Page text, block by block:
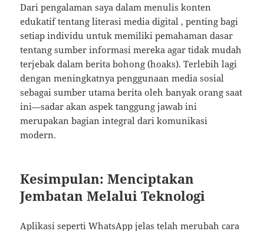
Dari pengalaman saya dalam menulis konten
edukatif tentang literasi media digital , penting bagi
setiap individu untuk memiliki pemahaman dasar
tentang sumber informasi mereka agar tidak mudah
terjebak dalam berita bohong (hoaks). Terlebih lagi
dengan meningkatnya penggunaan media sosial
sebagai sumber utama berita oleh banyak orang saat
ini—sadar akan aspek tanggung jawab ini
merupakan bagian integral dari komunikasi
modern.
Kesimpulan: Menciptakan
Jembatan Melalui Teknologi
Aplikasi seperti WhatsApp jelas telah merubah cara